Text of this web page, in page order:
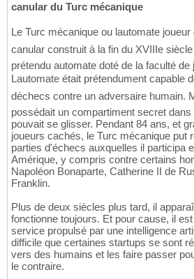
canular du Turc mécanique
Le Turc mécanique ou lautomate
canular construit à la fin du XVIIIe siècle
prétendu automate doté de la faculté
Lautomate était prétendument capable
déchecs contre un adversaire humain.
possédait un compartiment secret
pouvait se glisser. Pendant 84 ans, et
joueurs cachés, le Turc mécanique put
parties d'échecs auxquelles il participa
Amérique, y compris contre certains
Napoléon Bonaparte, Catherine II de
Franklin.
Plus de deux siècles plus tard, il
fonctionne toujours. Et pour cause, il
service propulsé par une intelligence
difficile que certaines startups se sont
vers des humains et les faire passer
le contraire.